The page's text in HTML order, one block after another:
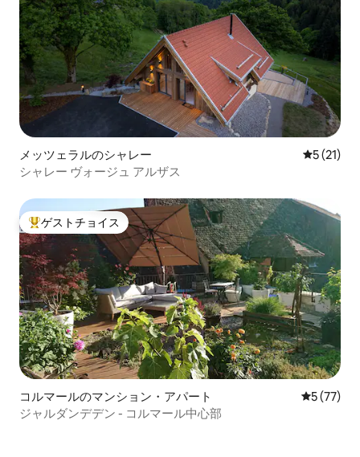
メッツェラルのシャレー レビュー
5 (21)
シャレー ヴォージュ アルザス
大好評のゲストチョイスです。
ゲストチョイス
コルマールのマンション・アパート レビュー
5 (77)
ジャルダンデデン - コルマール中心部